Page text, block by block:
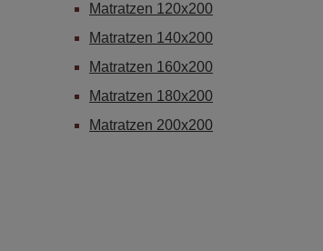
Matratzen 120x200
Matratzen 140x200
Matratzen 160x200
Matratzen 180x200
Matratzen 200x200